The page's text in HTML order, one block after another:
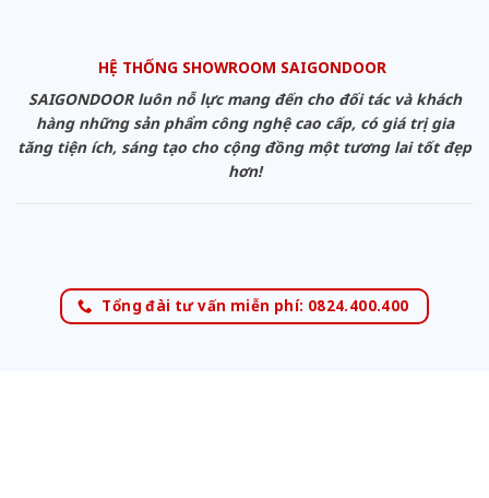
HỆ THỐNG SHOWROOM SAIGONDOOR
SAIGONDOOR luôn nỗ lực mang đến cho đối tác và khách
hàng những sản phẩm công nghệ cao cấp, có giá trị gia
tăng tiện ích, sáng tạo cho cộng đồng một tương lai tốt đẹp
hơn!
Tổng đài tư vấn miễn phí: 0824.400.400